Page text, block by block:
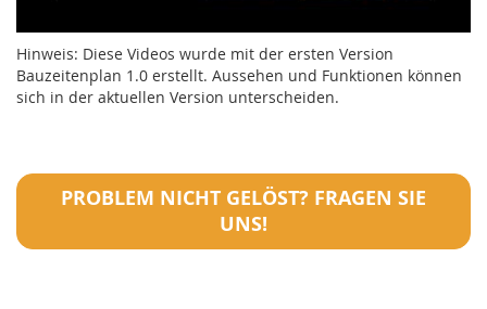
Hinweis: Diese Videos wurde mit der ersten Version
Bauzeitenplan 1.0 erstellt. Aussehen und Funktionen können
sich in der aktuellen Version unterscheiden.
PROBLEM NICHT GELÖST? FRAGEN SIE
UNS!